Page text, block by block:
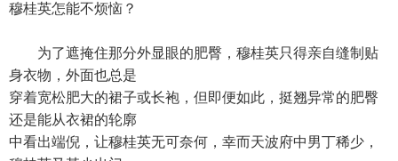
穆桂英怎能不烦恼？
为了遮掩住那分外显眼的肥臀，穆桂英只得亲自缝制贴
身衣物，外面也总是
穿着宽松肥大的裙子或长袍，但即便如此，挺翘异常的肥臀
还是能从衣裙的轮廓
中看出端倪，让穆桂英无可奈何，幸而天波府中男丁稀少，